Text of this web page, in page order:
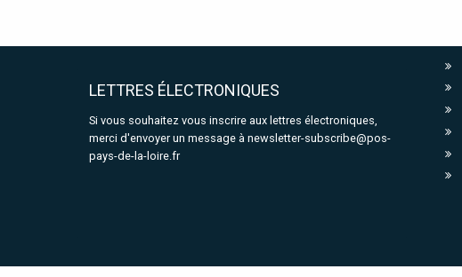
LETTRES ÉLECTRONIQUES
Si vous souhaitez vous inscrire aux lettres électroniques,
merci d'envoyer un message à newsletter-subscribe@pos-
pays-de-la-loire.fr